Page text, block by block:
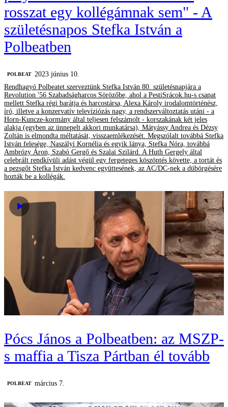
rosszat egy kollégámnak sem" - A
születésnapos Stefka István a
Polbeatben
‎POLBEAT 2023 június 10.
Rendhagyó Polbeatet szerveztünk Stefka István 80. születésnapjára a
Revolution '56 Szabadságharcos Sörözőbe, ahol a PestiSrácok.hu-s csapat
mellett Stefka régi barátja és harcostársa, Alexa Károly irodalomtörténész,
író, illetve a konzervatív televíziózás nagy, a rendszerváltoztatás utáni - a
Horn-Kuncze-kormány által teljesen felszámolt - korszakának két jeles
alakja (egyben az ünnepelt akkori munkatársa), Mátyássy Andrea és Dézsy
Zoltán is elmondta méltatását, visszaemlékezését. Megszólalt továbbá Stefka
István felesége, Naszályi Kornélia és egyik lánya, Stefka Nóra, továbbá
Ambrózy Áron, Szabó Gergő és Szalai Szilárd. A Huth Gergely által
celebrált rendkívüli adást végül egy fergeteges köszöntés követte, a tortát és
a pezsgőt Stefka István kedvenc együttesének, az AC/DC-nek a dübörgésére
hozták be a kollégák.
Pócs János a Polbeatben: az MSZP-
s maffia a Tisza Pártban él tovább
‎POLBEAT március 7.